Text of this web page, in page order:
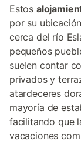
Estos
por su
cerca del río
pequeños
suelen contar
privados y
atardeceres
mayoría de
facilitando que
vacaciones